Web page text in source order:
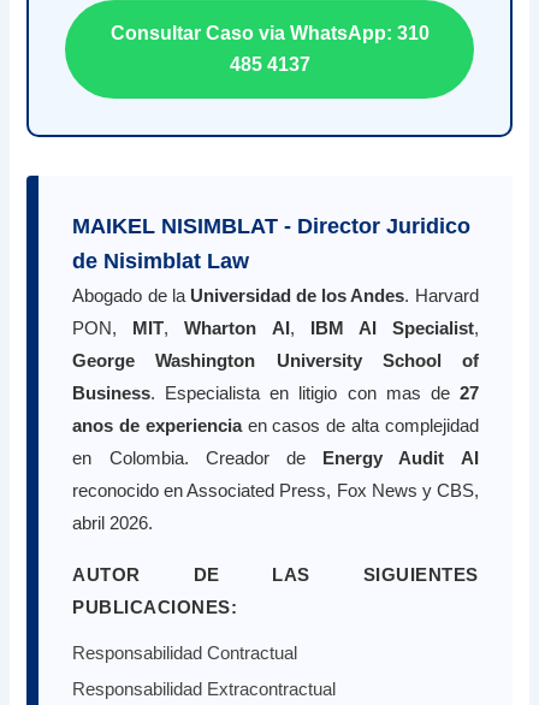
Consultar Caso via WhatsApp: 310
485 4137
MAIKEL NISIMBLAT - Director Juridico
de Nisimblat Law
Abogado de la Universidad de los Andes. Harvard
PON, MIT,Wharton AI, IBM AI Specialist,
George Washington University School of
Business. Especialista en litigio con mas de 27
anos de experienciaen casos de alta complejidad
en Colombia. Creador de Energy Audit AI
reconocido en Associated Press, Fox News y CBS,
abril 2026.
AUTOR DE LAS SIGUIENTES
PUBLICACIONES:
Responsabilidad Contractual
Responsabilidad Extracontractual